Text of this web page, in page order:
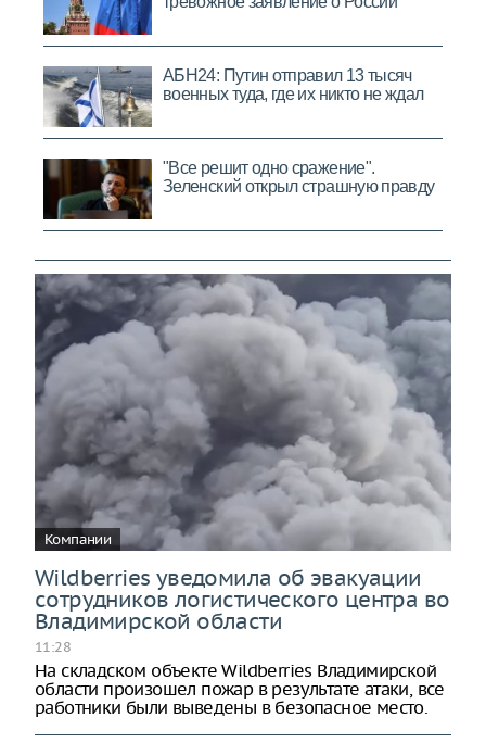
Компании
Wildberries уведомила об эвакуации
сотрудников логистического центра во
Владимирской области
11:28
На складском объекте Wildberries Владимирской
области произошел пожар в результате атаки, все
работники были выведены в безопасное место.